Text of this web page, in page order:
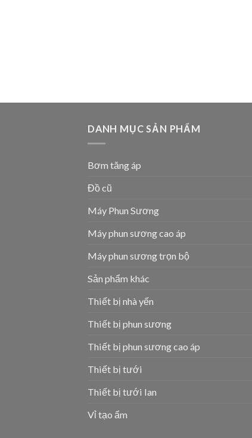
DANH MỤC SẢN PHẨM
Bơm tăng áp
Đồ cũ
Máy Phun Sương
Máy phun sương cao áp
Máy phun sương trọn bộ
Sản phẩm khác
Thiết bị nhà yến
Thiết bị phun sương
Thiết bị phun sương cao áp
Thiết bị tưới
Thiết bị tưới lan
Vỉ tạo ẩm